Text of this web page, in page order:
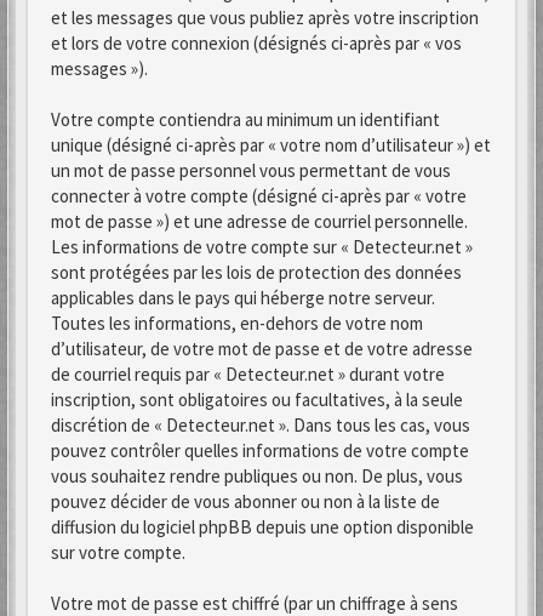
et les messages que vous publiez après votre inscription
et lors de votre connexion (désignés ci-après par « vos
messages »).
Votre compte contiendra au minimum un identifiant
unique (désigné ci-après par « votre nom d’utilisateur ») et
un mot de passe personnel vous permettant de vous
connecter à votre compte (désigné ci-après par « votre
mot de passe ») et une adresse de courriel personnelle.
Les informations de votre compte sur « Detecteur.net »
sont protégées par les lois de protection des données
applicables dans le pays qui héberge notre serveur.
Toutes les informations, en-dehors de votre nom
d’utilisateur, de votre mot de passe et de votre adresse
de courriel requis par « Detecteur.net » durant votre
inscription, sont obligatoires ou facultatives, à la seule
discrétion de « Detecteur.net ». Dans tous les cas, vous
pouvez contrôler quelles informations de votre compte
vous souhaitez rendre publiques ou non. De plus, vous
pouvez décider de vous abonner ou non à la liste de
diffusion du logiciel phpBB depuis une option disponible
sur votre compte.
Votre mot de passe est chiffré (par un chiffrage à sens